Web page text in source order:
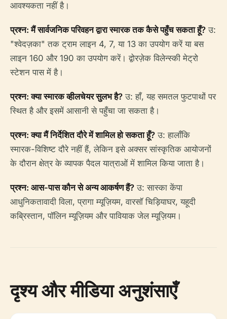
आवश्यकता नहीं है।
प्रश्न: मैं सार्वजनिक परिवहन द्वारा स्मारक तक कैसे पहुँच सकता हूँ? उ:
"श्वेदज़का" तक ट्राम लाइन 4, 7, या 13 का उपयोग करें या बस
लाइन 160 और 190 का उपयोग करें। द्वोरज़ेक विलेन्स्की मेट्रो
स्टेशन पास में है।
प्रश्न: क्या स्मारक व्हीलचेयर सुलभ है? उ: हाँ, यह समतल फुटपाथों पर
स्थित है और इसमें आसानी से पहुँचा जा सकता है।
प्रश्न: क्या मैं निर्देशित दौरे में शामिल हो सकता हूँ? उ: हालाँकि
स्मारक-विशिष्ट दौरे नहीं हैं, लेकिन इसे अक्सर सांस्कृतिक आयोजनों
के दौरान क्षेत्र के व्यापक पैदल यात्राओं में शामिल किया जाता है।
प्रश्न: आस-पास कौन से अन्य आकर्षण हैं? उ: सास्का केंपा
आधुनिकतावादी विला, प्रागा म्यूज़ियम, वारसॉ चिड़ियाघर, यहूदी
कब्रिस्तान, पॉलिन म्यूज़ियम और पावियाक जेल म्यूज़ियम।
दृश्य और मीडिया अनुशंसाएँ